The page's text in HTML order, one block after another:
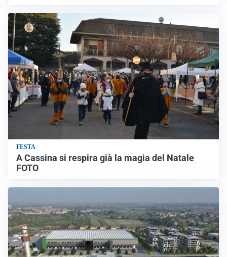
FESTA
A Cassina si respira già la magia del Natale
FOTO